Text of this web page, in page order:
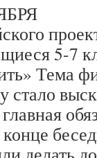
5-7
Тема
стало